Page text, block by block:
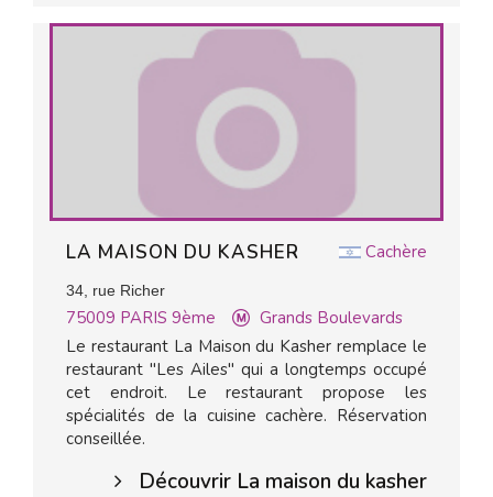
Cachère
LA MAISON DU KASHER
34, rue Richer
75009 PARIS 9ème
Grands Boulevards
Le restaurant La Maison du Kasher remplace le
restaurant "Les Ailes" qui a longtemps occupé
cet endroit. Le restaurant propose les
spécialités de la cuisine cachère. Réservation
conseillée.
Découvrir La maison du kasher